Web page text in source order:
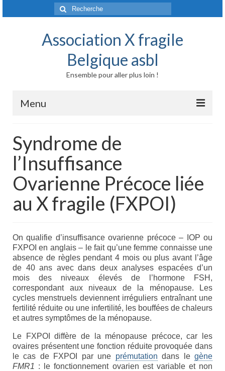
Rechercher
:
Association X fragile
Belgique asbl
Ensemble pour aller plus loin !
Menu
Syndrome X fragile et maladies liées
Origine génétique
Mode de transmission
Prévalence
Syndrome du X fragile (FXS)
Syndrome du tremblement-ataxie lié au X
fragile (FXTAS)
Syndrome de l’Insuffisance Ovarienne
Précoce liée au X fragile (FXPOI)
Dépistage génétique
La déficience intellectuelle
Association X fragile
Syndrome de
l’Insuffisance
Ovarienne Précoce liée
au X fragile (FXPOI)
On qualifie d’insuffisance ovarienne précoce – IOP ou
FXPOI en anglais – le fait qu’une femme connaisse une
absence de règles pendant 4 mois ou plus avant l’âge
de 40 ans avec dans deux analyses espacées d’un
mois des niveaux élevés de l’hormone FSH,
correspondant aux niveaux de la ménopause. Les
cycles menstruels deviennent irréguliers entraînant une
fertilité réduite ou une infertilité, les bouffées de chaleurs
et autres symptômes de la ménopause.
Le FXPOI diffère de la ménopause précoce, car les
ovaires présentent une fonction réduite provoquée dans
le cas de FXPOI par une prémutation dans legène
FMR1 : le fonctionnement ovarien est variable et non